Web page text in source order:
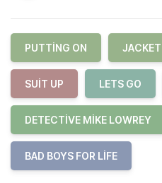
PUTTING ON JACKET
SUIT UP LETS GO
DETECTIVE MIKE LOWREY
BAD BOYS FOR LIFE